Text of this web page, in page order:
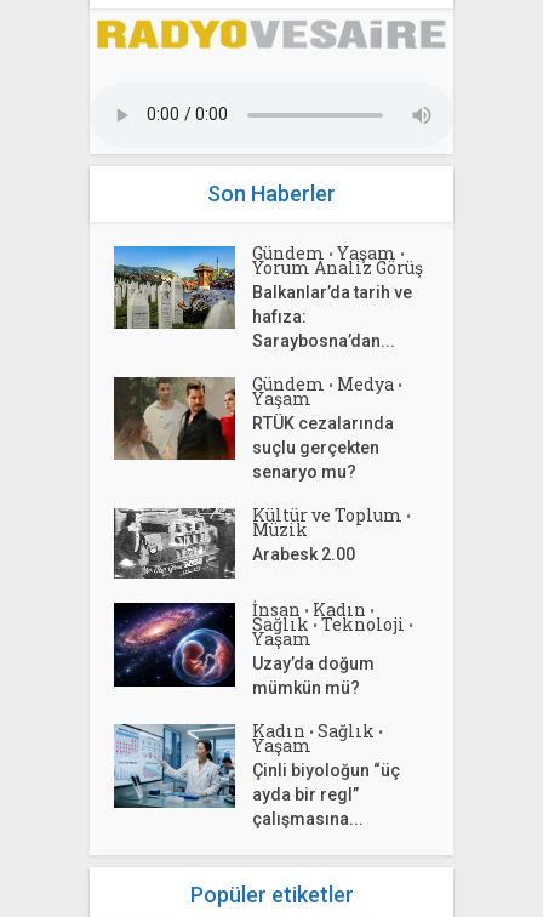
Son Haberler
Gündem • Yaşam •
Yorum Analiz Görüş
Balkanlar’da tarih ve
hafıza:
Saraybosna’dan...
Gündem • Medya •
Yaşam
RTÜK cezalarında
suçlu gerçekten
senaryo mu?
Kültür ve Toplum •
Müzik
Arabesk 2.00
İnsan • Kadın •
Sağlık • Teknoloji •
Yaşam
Uzay’da doğum
mümkün mü?
Kadın • Sağlık •
Yaşam
Çinli biyoloğun “üç
ayda bir regl”
çalışmasına...
Popüler etiketler